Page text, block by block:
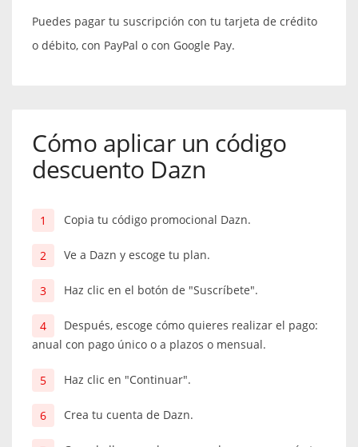
Puedes pagar tu suscripción con tu tarjeta de crédito
o débito, con PayPal o con Google Pay.
Cómo aplicar un código
descuento Dazn
Copia tu código promocional Dazn.
Ve a Dazn y escoge tu plan.
Haz clic en el botón de "Suscríbete".
Después, escoge cómo quieres realizar el pago:
anual con pago único o a plazos o mensual.
Haz clic en "Continuar".
Crea tu cuenta de Dazn.